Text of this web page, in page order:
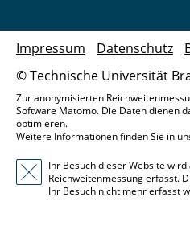
© Technische Universität
Impressum Datenschutz
Zur anonymisierten
Software Matomo. Die Daten dienen
optimieren.
Weitere Informationen finden Sie in
Ihr Besuch dieser Website
Reichweitenmessung erfasst.
Ihr Besuch nicht mehr erfasst